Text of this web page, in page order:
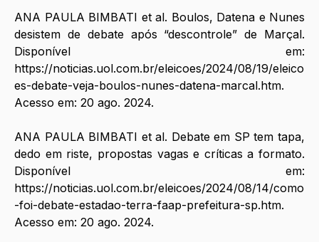
ANA PAULA BIMBATI et al. Boulos, Datena e Nunes
desistem de debate após “descontrole” de Marçal.
https://noticias.uol.com.br/eleicoes/2024/08/19/eleico
es-debate-veja-boulos-nunes-datena-marcal.htm.
Acesso em: 20 ago. 2024.
ANA PAULA BIMBATI et al. Debate em SP tem tapa,
dedo em riste, propostas vagas e críticas a formato.
https://noticias.uol.com.br/eleicoes/2024/08/14/como
-foi-debate-estadao-terra-faap-prefeitura-sp.htm.
Acesso em: 20 ago. 2024.